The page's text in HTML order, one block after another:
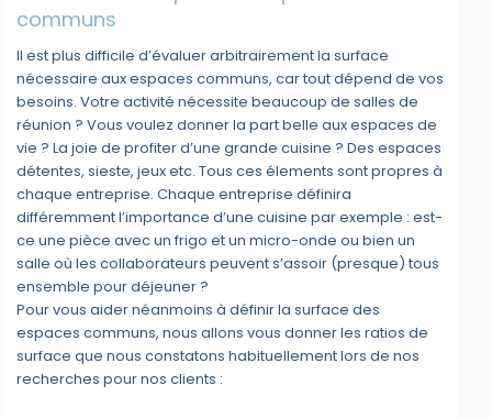
communs
Il est plus difficile d’évaluer arbitrairement la surface
nécessaire aux espaces communs, car tout dépend de vos
besoins. Votre activité nécessite beaucoup de salles de
réunion ? Vous voulez donner la part belle aux espaces de
vie ? La joie de profiter d’une grande cuisine ? Des espaces
détentes, sieste, jeux etc. Tous ces élements sont propres à
chaque entreprise. Chaque entreprise définira
différemment l’importance d’une cuisine par exemple : est-
ce une pièce avec un frigo et un micro-onde ou bien un
salle où les collaborateurs peuvent s’assoir (presque) tous
ensemble pour déjeuner ?
Pour vous aider néanmoins à définir la surface des
espaces communs, nous allons vous donner les ratios de
surface que nous constatons habituellement lors de nos
recherches pour nos clients :